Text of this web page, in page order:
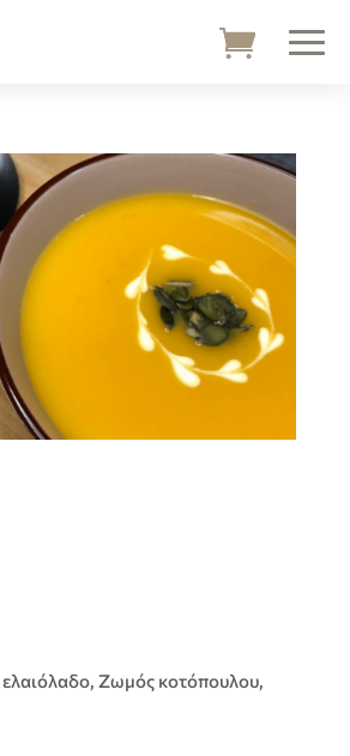
ελαιόλαδο, Ζωμός κοτόπουλου,